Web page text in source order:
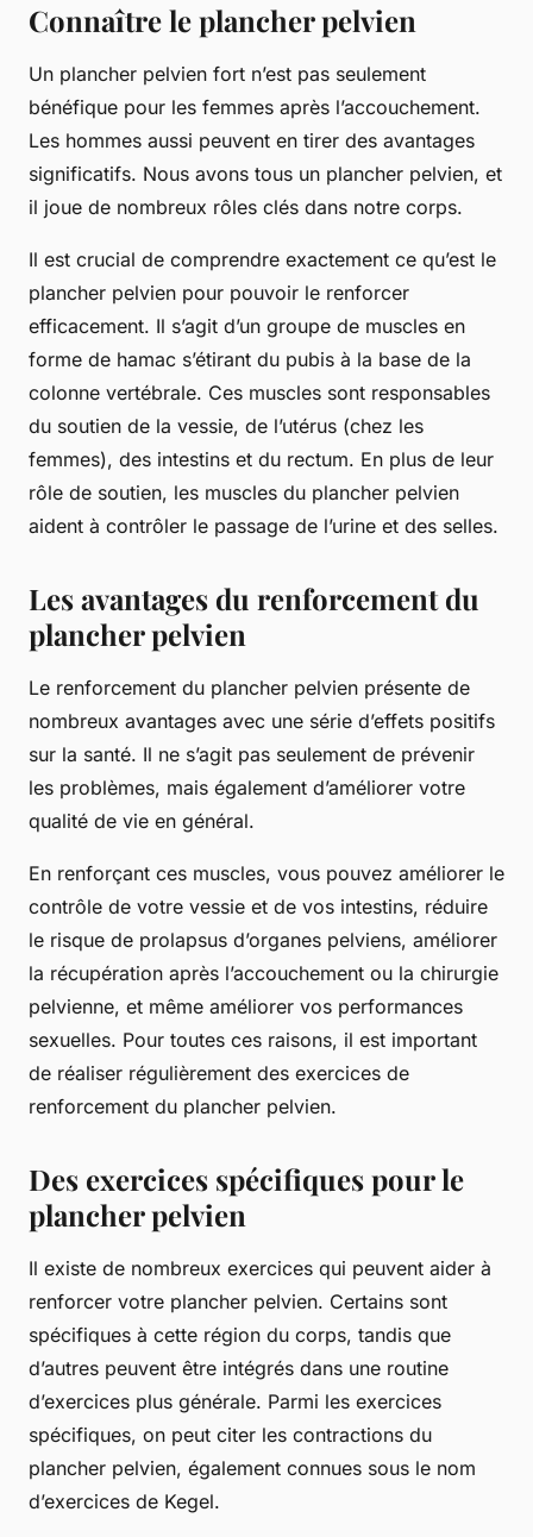
Connaître le plancher pelvien
Un plancher pelvien fort n’est pas seulement
bénéfique pour les femmes après l’accouchement.
Les hommes aussi peuvent en tirer des avantages
significatifs. Nous avons tous un plancher pelvien, et
il joue de nombreux rôles clés dans notre corps.
Il est crucial de comprendre exactement ce qu’est le
plancher pelvien pour pouvoir le renforcer
efficacement. Il s’agit d’un groupe de muscles en
forme de hamac s’étirant du pubis à la base de la
colonne vertébrale. Ces muscles sont responsables
du soutien de la vessie, de l’utérus (chez les
femmes), des intestins et du rectum. En plus de leur
rôle de soutien, les muscles du plancher pelvien
aident à contrôler le passage de l’urine et des selles.
Les avantages du renforcement du
plancher pelvien
Le renforcement du plancher pelvien présente de
nombreux avantages avec une série d’effets positifs
sur la santé. Il ne s’agit pas seulement de prévenir
les problèmes, mais également d’améliorer votre
qualité de vie en général.
En renforçant ces muscles, vous pouvez améliorer le
contrôle de votre vessie et de vos intestins, réduire
le risque de prolapsus d’organes pelviens, améliorer
la récupération après l’accouchement ou la chirurgie
pelvienne, et même améliorer vos performances
sexuelles. Pour toutes ces raisons, il est important
de réaliser régulièrement des exercices de
renforcement du plancher pelvien.
Des exercices spécifiques pour le
plancher pelvien
Il existe de nombreux exercices qui peuvent aider à
renforcer votre plancher pelvien. Certains sont
spécifiques à cette région du corps, tandis que
d’autres peuvent être intégrés dans une routine
d’exercices plus générale. Parmi les exercices
spécifiques, on peut citer les contractions du
plancher pelvien, également connues sous le nom
d’exercices de Kegel.